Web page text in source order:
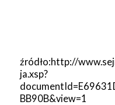
źródło:http://
ja.xsp?
BB90B&view=1